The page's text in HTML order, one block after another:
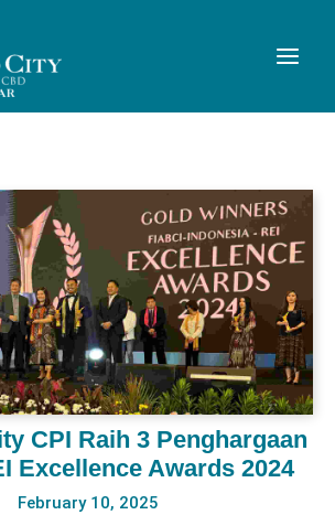
CPI Raih 3 Penghargaan
Excellence Awards 2024
February 10, 2025